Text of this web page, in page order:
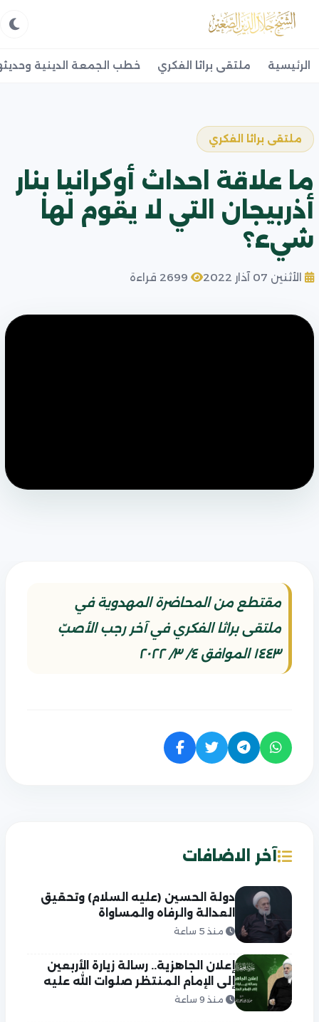
الرئيسية ملتقى براثا الفكري خطب الجمعة الدينية
ملتقى براثا الفكري
ما علاقة احداث أوكرانيا بنار
أذربيجان التي لا يقوم لها
شيء؟
الأثنين 07 آذار 2022
مقتطع من المحاضرة المهدوية في
ملتقى براثا الفكري في آخر رجب الأصبّ
١٤٤٣ الموافق ٤/ ٣/ ٢٠٢٢
آخر الاضافات
دولة الحسين (عليه السلام) وتحقيق
العدالة والرفاه والمساواة
منذ 5 ساعة
إعلان الجاهزية.. رسالة زيارة الأربعين
إلى الإمام المنتظر صلوات الله عليه
منذ 9 ساعة